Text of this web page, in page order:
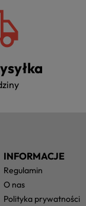
INFORMACJE
regulamin
o nas
polityka prywatności